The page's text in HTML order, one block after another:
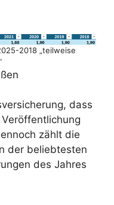
2018 „teilweise
dass
zählt die
der beliebtesten
des Jahres